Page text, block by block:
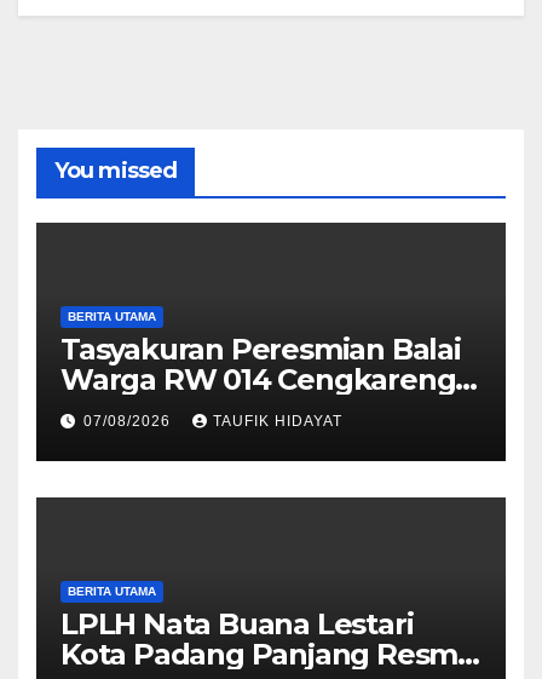
You missed
BERITA UTAMA
Tasyakuran Peresmian Balai
Warga RW 014 Cengkareng
Timur, Warga Didorong
Manfaatkan untuk
Musyawarah dan Kegiatan
Sosial
07/08/2026 TAUFIK HIDAYAT
BERITA UTAMA
LPLH Nata Buana Lestari
Kota Padang Panjang Resmi